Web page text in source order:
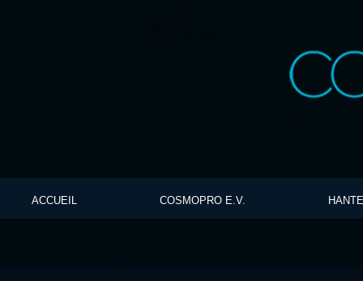
ACCUEIL COSMOPRO E.V.